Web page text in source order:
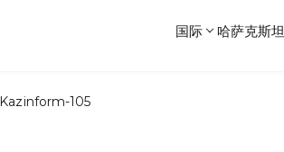
国际 哈萨克斯坦
Kazinform-105